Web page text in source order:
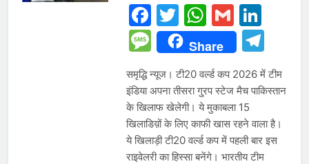
Facebook
TwitterGmail
Message
Share
समृद्धि न्यूज। टी20 वर्ल्ड कप 2026 में टीम
इंडिया अपना तीसरा गु्रप स्टेज मैच पाकिस्तान
के खिलाफ खेलेगी। ये मुकाबला 15
खिलाडिय़ों के लिए काफी खास रहने वाला है।
ये खिलाड़ी टी20 वर्ल्ड कप में पहली बार इस
राइवेलरी का हिस्सा बनेंगे। भारतीय टीम